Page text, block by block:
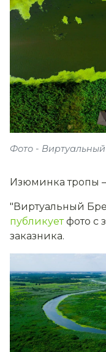
Фото -
Изюминка тропы
"Виртуальный
публикуетфото с
заказника.